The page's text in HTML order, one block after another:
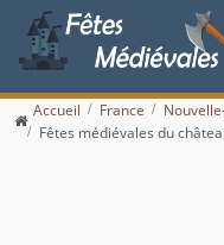
Accueil France
Fêtes médiévales du